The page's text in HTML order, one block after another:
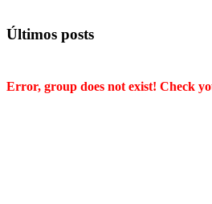
Últimos posts
Error, group does not exist! Check